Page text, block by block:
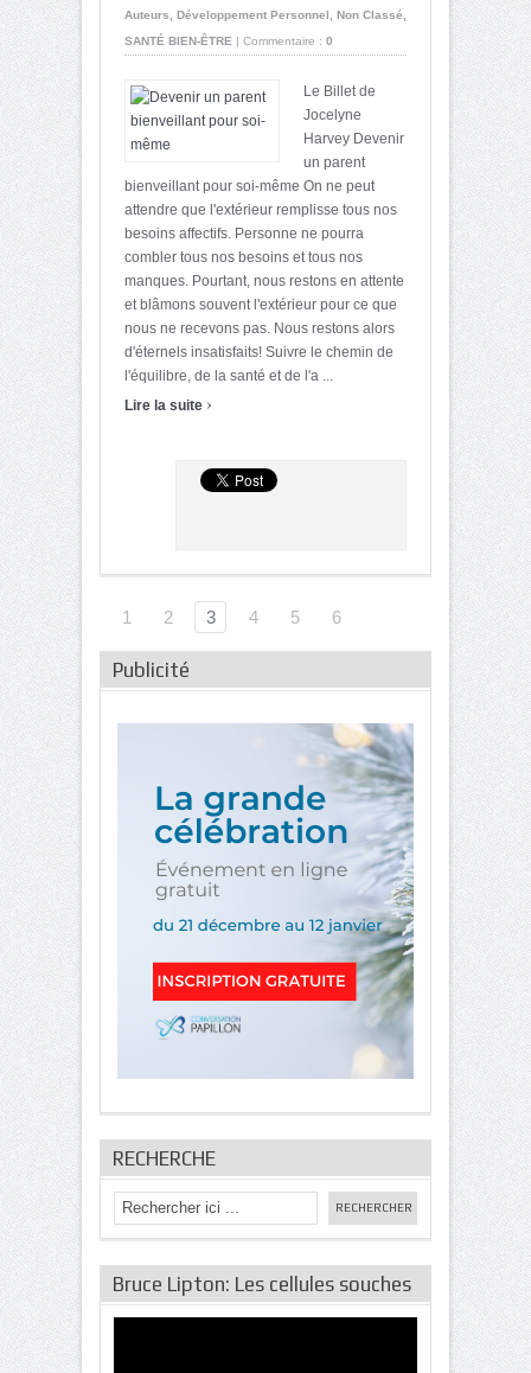
Auteurs
Développement Personnel Non Classé
SANTÉ BIEN-ÊTRE | Commentaire : 0
Le Billet de
Jocelyne
Harvey Devenir
un parent
bienveillant pour soi-même On ne peut
attendre que l'extérieur remplisse tous nos
besoins affectifs. Personne ne pourra
combler tous nos besoins et tous nos
manques. Pourtant, nous restons en attente
et blâmons souvent l'extérieur pour ce que
nous ne recevons pas. Nous restons alors
d'éternels insatisfaits! Suivre le chemin de
l'équilibre, de la santé et de l'a ...
Lire la suite ›
1 2 3 4 5 6
Publicité
RECHERCHE
Bruce Lipton: Les cellules souches